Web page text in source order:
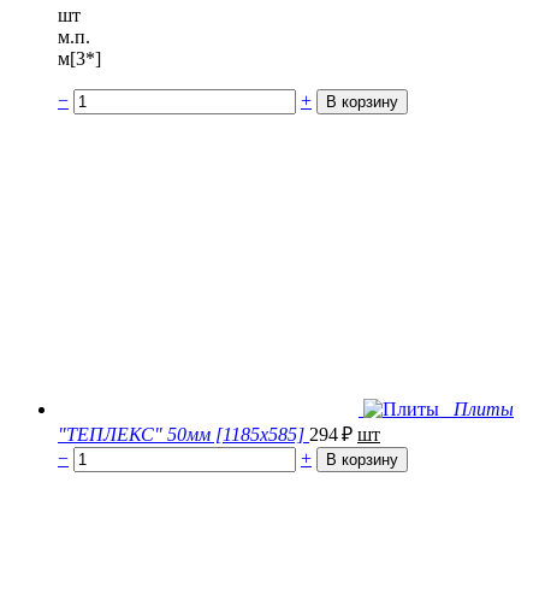
шт
м.п.
м[3*]
− +
Плиты
"ТЕПЛЕКС" 50мм [1185х585] 294₽ шт
−
+